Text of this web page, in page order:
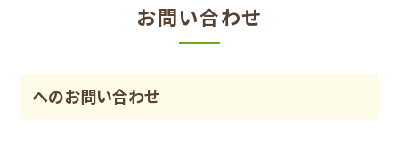
お問い合わせ
へのお問い合わせ